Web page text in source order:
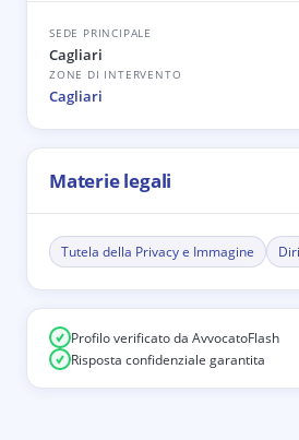
SEDE PRINCIPALE
Cagliari
ZONE DI INTERVENTO
Cagliari
Materie legali
Tutela della Privacy e Immagine
Profilo verificato da AvvocatoFlash
Risposta confidenziale garantita